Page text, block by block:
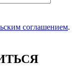
соглашением.